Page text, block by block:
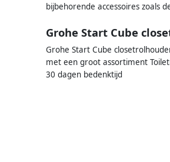
bijbehorende accessoires zoals
Grohe Start Cube
Grohe Start Cube
met een groot assortiment
30 dagen bedenktijd